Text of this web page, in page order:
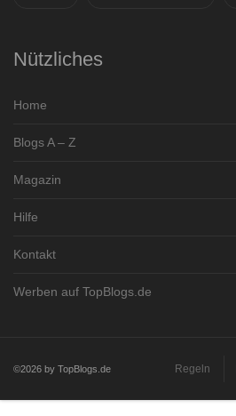
Nützliches
Home
Blogs A – Z
Magazin
Hilfe
Kontakt
Werben auf TopBlogs.de
©2026 by TopBlogs.de Regeln